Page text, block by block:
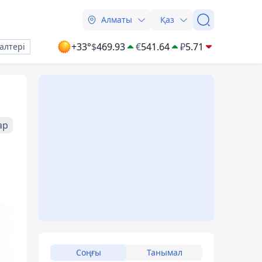
Алматы Қаз
+33°$469.93 €541.64 ₽5.71
Соңғы Танымал